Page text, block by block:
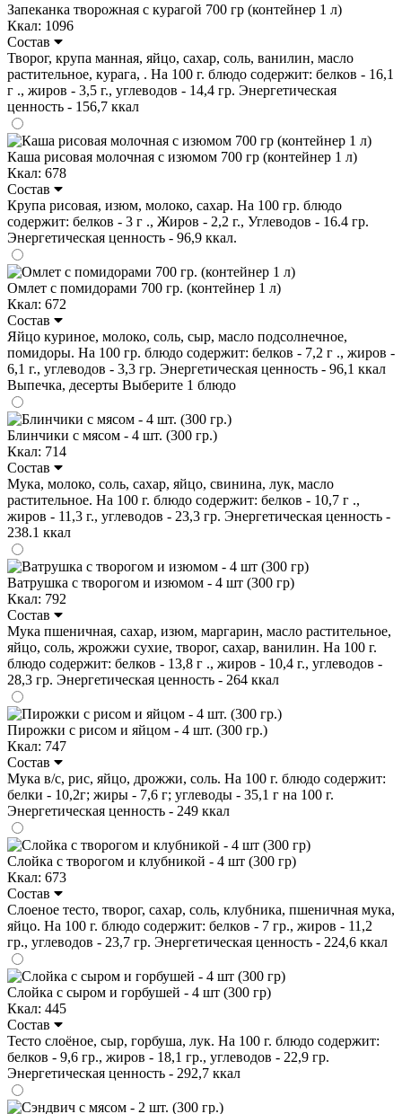
Запеканка творожная с курагой 700 гр (контейнер 1 л)
Ккал: 1096
Состав
Творог, крупа манная, яйцо, сахар, соль, ванилин, масло
растительное, курага, . На 100 г. блюдо содержит: белков - 16,1
г ., жиров - 3,5 г., углеводов - 14,4 гр. Энергетическая
ценность - 156,7 ккал
Каша рисовая молочная с изюмом 700 гр (контейнер 1 л)
Ккал: 678
Состав
Крупа рисовая, изюм, молоко, сахар. На 100 гр. блюдо
содержит: белков - 3 г ., Жиров - 2,2 г., Углеводов - 16.4 гр.
Энергетическая ценность - 96,9 ккал.
Омлет с помидорами 700 гр. (контейнер 1 л)
Ккал: 672
Состав
Яйцо куриное, молоко, соль, сыр, масло подсолнечное,
помидоры. На 100 гр. блюдо содержит: белков - 7,2 г ., жиров -
6,1 г., углеводов - 3,3 гр. Энергетическая ценность - 96,1 ккал
Выпечка, десерты Выберите 1 блюдо
Блинчики с мясом - 4 шт. (300 гр.)
Ккал: 714
Состав
Мука, молоко, соль, сахар, яйцо, свинина, лук, масло
растительное. На 100 г. блюдо содержит: белков - 10,7 г .,
жиров - 11,3 г., углеводов - 23,3 гр. Энергетическая ценность -
238.1 ккал
Ватрушка с творогом и изюмом - 4 шт (300 гр)
Ккал: 792
Состав
Мука пшеничная, сахар, изюм, маргарин, масло растительное,
яйцо, соль, жрожжи сухие, творог, сахар, ванилин. На 100 г.
блюдо содержит: белков - 13,8 г ., жиров - 10,4 г., углеводов -
28,3 гр. Энергетическая ценность - 264 ккал
Пирожки с рисом и яйцом - 4 шт. (300 гр.)
Ккал: 747
Состав
Мука в/с, рис, яйцо, дрожжи, соль. На 100 г. блюдо содержит:
белки - 10,2г; жиры - 7,6 г; углеводы - 35,1 г на 100 г.
Энергетическая ценность - 249 ккал
Слойка с творогом и клубникой - 4 шт (300 гр)
Ккал: 673
Состав
Слоеное тесто, творог, сахар, соль, клубника, пшеничная мука,
яйцо. На 100 г. блюдо содержит: белков - 7 гр., жиров - 11,2
гр., углеводов - 23,7 гр. Энергетическая ценность - 224,6 ккал
Слойка с сыром и горбушей - 4 шт (300 гр)
Ккал: 445
Состав
Тесто слоёное, сыр, горбуша, лук. На 100 г. блюдо содержит:
белков - 9,6 гр., жиров - 18,1 гр., углеводов - 22,9 гр.
Энергетическая ценность - 292,7 ккал